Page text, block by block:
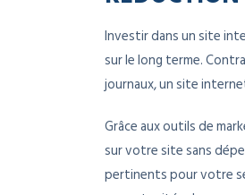
Investir dans un site
sur le long terme.
journaux, un site
Grâce aux outils de
sur votre site sans
pertinents pour votre